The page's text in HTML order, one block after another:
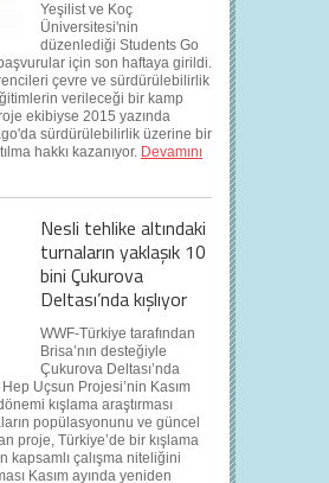
Yeşilist ve Koç
Üniversitesi'nin
düzenlediği Students Go
için son haftaya girildi.
çevre ve sürdürülebilirlik
verileceği bir kamp
ekibiyse 2015 yazında
sürdürülebilirlik üzerine bir
hakkı kazanıyor. Devamını
Nesli tehlike altındaki
turnaların yaklaşık 10
bini Çukurova
Deltası’nda kışlıyor
WWF-Türkiye tarafından
Brisa’nın desteğiyle
Çukurova Deltası’nda
Uçsun Projesi’nin Kasım
kışlama araştırması
popülasyonunu ve güncel
proje, Türkiye’de bir kışlama
kapsamlı çalışma niteliğini
Kasım ayında yeniden